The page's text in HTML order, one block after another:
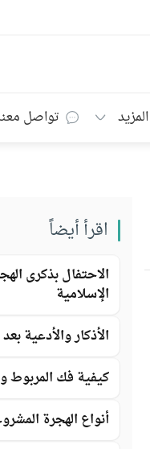
المزيد تواصل
اقرأ أيضاً
الاحتفال بذكرى
الإسلامية
الأذكار والأدعية
كيفية فك المربوط
أنواع الهجرة